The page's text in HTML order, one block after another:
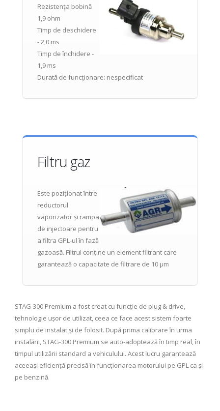
Rezistenţa bobină
1,9 ohm
Timp de deschidere
- 2,0 ms
Timp de închidere -
1,9 ms
Durată de funcţionare: nespecificat
Filtru gaz
Este poziționat între
reductorul
vaporizator și rampa
de injectoare pentru
a filtra GPL-ul în fază
gazoasă. Filtrul conține un element filtrant care
garantează o capacitate de filtrare de 10 μm
STAG-300 Premium a fost creat cu funcție de plug & drive,
tehnologie ușor de utilizat, ceea ce face acest sistem foarte
simplu de instalat și de folosit. După prima calibrare în urma
instalării, STAG-300 Premium se auto-adoptează în timp real, în
timpul utilizării standard a vehiculului. Acest lucru garantează
aceeași eficiență precisă în funcționarea motorului pe GPL ca și
pe benzină.